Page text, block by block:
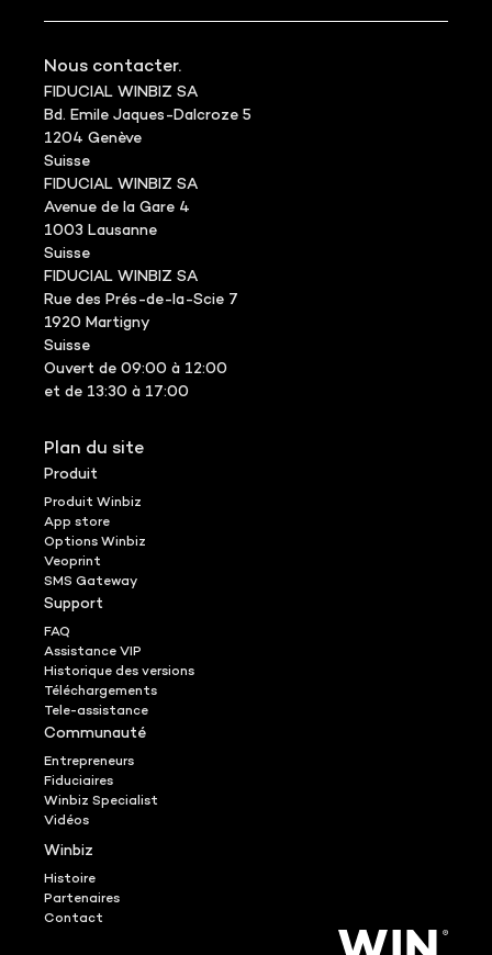
Nous contacter.
FIDUCIAL WINBIZ SA
Bd. Emile Jaques-Dalcroze 5
1204 Genève
Suisse
FIDUCIAL WINBIZ SA
Avenue de la Gare 4
1003 Lausanne
Suisse
FIDUCIAL WINBIZ SA
Rue des Prés-de-la-Scie 7
1920 Martigny
Suisse
Ouvert de 09:00 à 12:00
et de 13:30 à 17:00
Plan du site
Produit
Produit Winbiz
App store
Options Winbiz
Veoprint
SMS Gateway
Support
FAQ
Assistance VIP
Historique des versions
Téléchargements
Tele-assistance
Communauté
Entrepreneurs
Fiduciaires
Winbiz Specialist
Vidéos
Winbiz
Histoire
Partenaires
Contact